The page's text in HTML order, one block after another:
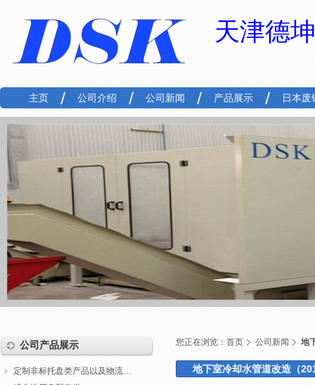
天津德
主页 公司介绍 公司新闻 产品展示 日本废
公司产品展示
定制非标托盘类产品以及物流包装
您正在浏览： 首页 公司新闻 地
地下室冷却水管道改造（